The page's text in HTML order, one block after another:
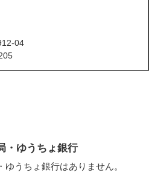
04
・ゆうちょ銀行
うちょ銀行はありません。